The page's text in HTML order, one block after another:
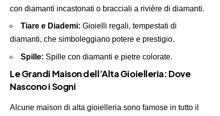
con diamanti incastonati o bracciali a rivière di diamanti.
Tiare e Diademi: Gioielli regali, tempestati di
diamanti, che simboleggiano potere e prestigio.
Spille: Spille con diamanti e pietre colorate.
Le Grandi Maison dell’Alta Gioielleria: Dove
Nascono i Sogni
Alcune maison di alta gioielleria sono famose in tutto il